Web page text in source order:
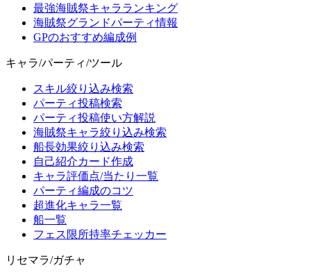
最強海賊祭キャラランキング
海賊祭グランドパーティ情報
GPのおすすめ編成例
キャラ/パーティ/ツール
スキル絞り込み検索
パーティ投稿検索
パーティ投稿使い方解説
海賊祭キャラ絞り込み検索
船長効果絞り込み検索
自己紹介カード作成
キャラ評価点/当たり一覧
パーティ編成のコツ
超進化キャラ一覧
船一覧
フェス限所持率チェッカー
リセマラ/ガチャ